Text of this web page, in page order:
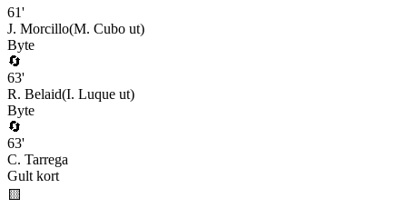
61'
J. Morcillo(M. Cubo ut)
Byte
🔄
63'
R. Belaid(I. Luque ut)
Byte
🔄
63'
C. Tarrega
Gult kort
🟨